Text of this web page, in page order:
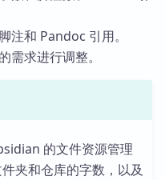
注和 Pandoc 引用。
需求进行调整。
的文件资源管理
夹和仓库的字数，以及